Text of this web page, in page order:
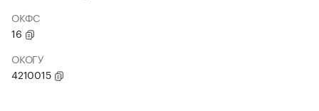
ОКФС
16
ОКОГУ
4210015